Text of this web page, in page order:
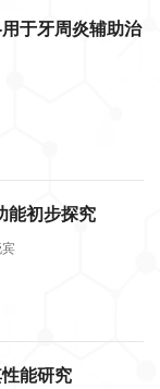
于牙周炎辅助治
能初步探究
宾
能研究